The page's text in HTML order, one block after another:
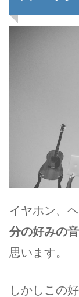
イヤホン、
分の好みの
思います。
しかしこの